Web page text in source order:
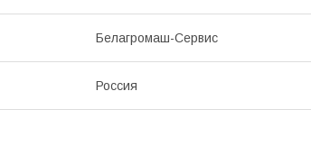
Белагромаш-Сервис
Россия